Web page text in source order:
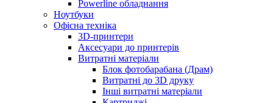
Рowerline обладнання
Ноутбуки
Офісна техніка
3D-принтери
Аксесуари до принтерів
Витратні матеріали
Блок фотобарабана (Драм)
Витратні до 3D друку
Інші витратні матеріали